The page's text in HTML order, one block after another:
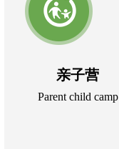
亲子营
Parent child camp